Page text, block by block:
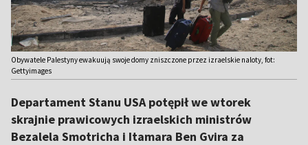
Obywatele Palestyny ​​ewakuują swoje domy zniszczone przez izraelskie naloty, fot:
Gettyimages
Departament Stanu USA potępił we wtorek
skrajnie prawicowych izraelskich ministrów
Bezalela Smotricha i Itamara Ben Gvira za